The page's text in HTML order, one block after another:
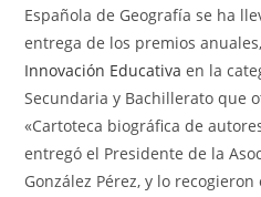
Española de Geografía se ha
entrega de los premios
Innovación Educativa en la
Secundaria y Bachillerato que
«Cartoteca biográfica de
entregó el Presidente de la
González Pérez, y lo